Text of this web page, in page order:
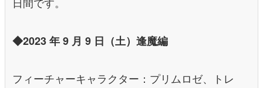
◆2023 年 9 月 9 日（土）逢魔編
フィーチャーキャラクター：プリムロゼ、トレ